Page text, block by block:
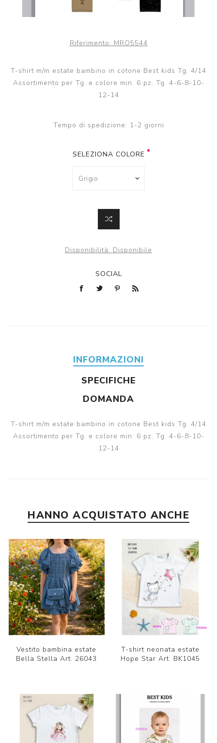
Riferimento: MRO5544
T-shirt m/m estate bambino in cotone Best kids Tg. 4/14
Assortimento per Tg. e colore min. 6 pz. Tg. 4-6-8-10-
12-14
Tempo di spedizione: 1-2 giorni
SELEZIONA COLORE
Disponibilità: Disponibile
SOCIAL
INFORMAZIONI
SPECIFICHE
DOMANDA
T-shirt m/m estate bambino in cotone Best kids Tg. 4/14
Assortimento per Tg. e colore min. 6 pz. Tg. 4-6-8-10-
12-14
HANNO ACQUISTATO ANCHE
Vestito bambina estate
Bella Stella Art. 26043
T-shirt neonata estate
Hope Star Art. BK1045